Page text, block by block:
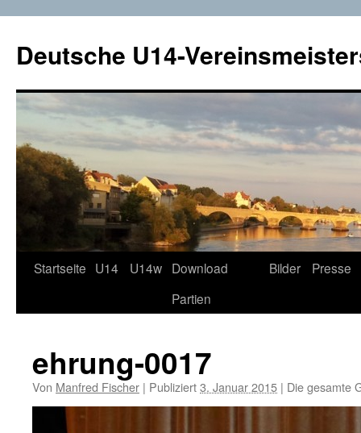
Deutsche U14-
Zum
Startseite U14 U14w Download
Partien
Bilder Presse
ehrung-0017
Von Manfred Fischer | Publiziert3. Januar 2015 | Die gesamte